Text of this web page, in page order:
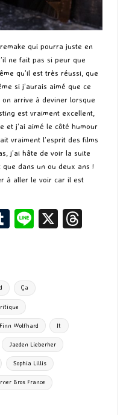
qui pourra juste en
ne fait pas si peur que
qu’il est très réussi, que
si j’aurais aimé que ce
arrive à deviner lorsque
est vraiment excellent,
et j’ai aimé le côté humour
vraiment l’esprit des films
j’ai hâte de voir la suite
dans un ou deux ans !
à aller le voir car il est
T
bl
r
Li X
Ça
Finn Wolfhard It
Jaeden Lieberher
Sophia Lillis
Bros France